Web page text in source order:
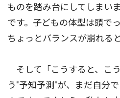
ものを踏み台にしてしまい
です。子どもの体型は頭で
ちょっとバランスが崩れる
そして「こうすると、こ
う"予知予測"が、まだ自分